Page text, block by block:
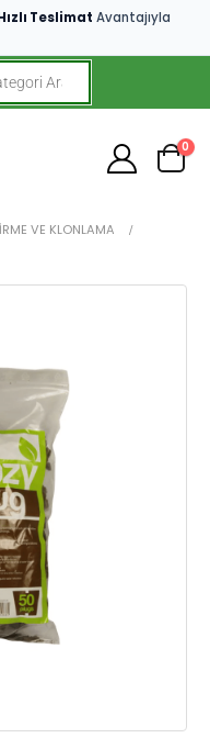
Teslimat Avantajıyla
0
VE KLONLAMA